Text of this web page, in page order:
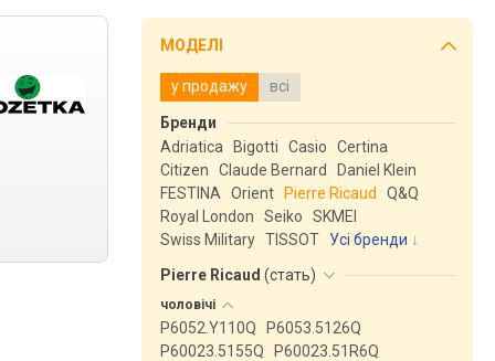
МОДЕЛІ
у продажу всі
Бренди
Adriatica
Bigotti Casio
Certina
Citizen
Claude Bernard
Daniel Klein
FESTINA
Orient Pierre Ricaud
Q&Q
Royal London
Seiko
SKMEI
Swiss Military TISSOT
Усі бренди
Pierre Ricaud (стать)
чоловічі
P6052.Y110Q
P6053.5126Q
P60023.5155Q
P60023.51R6Q